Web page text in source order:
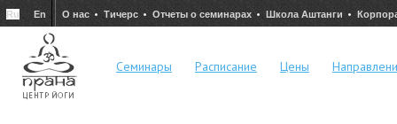
Ru En О нас Тичерс Отчеты о семинарах Школа Аштанги
Семинары Расписание Цены